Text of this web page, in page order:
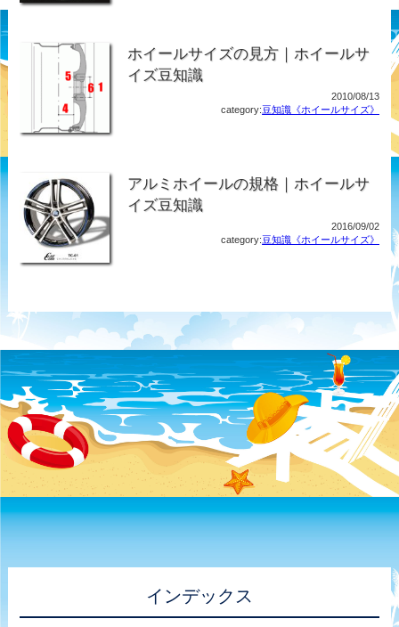
ホイールサイズの見方｜ホイールサ
イズ豆知識
2010/08/13
category:豆知識《ホイールサイズ》
アルミホイールの規格｜ホイールサ
イズ豆知識
2016/09/02
category:豆知識《ホイールサイズ》
インデックス